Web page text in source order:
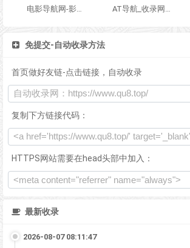
电影导航网-影视导航-电影搜索-影视搜索-电影站收录 AT导航_收录网_免费收录网站_自动收录网_秒收录
免提交-自动收录方法
首页做好友链-点击链接，自动收录
复制下方链接代码：
HTTPS网站需要在head头部中加入：
最新收录
2026-08-07 08:11:47